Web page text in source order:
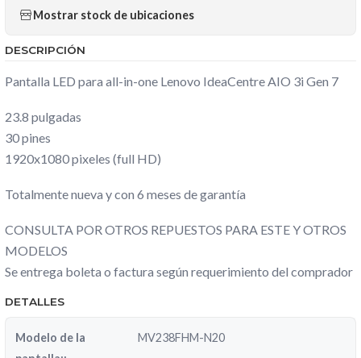
Mostrar stock de ubicaciones
DESCRIPCIÓN
Pantalla LED para all-in-one Lenovo IdeaCentre AIO 3i Gen 7
23.8 pulgadas
30 pines
1920x1080 pixeles (full HD)
Totalmente nueva y con 6 meses de garantía
CONSULTA POR OTROS REPUESTOS PARA ESTE Y OTROS
MODELOS
Se entrega boleta o factura según requerimiento del comprador
DETALLES
Modelo de la
MV238FHM-N20